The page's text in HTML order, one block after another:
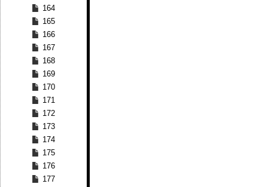
164
165
166
167
168
169
170
171
172
173
174
175
176
177